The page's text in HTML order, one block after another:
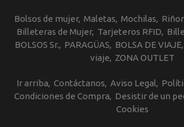
Bolsos de mujer Maletas Mochilas
Billeteras de Mujer Tarjeteros RFID
BOLSOS Sr.
PARAGÜAS BOLSA DE VIAJE
viaje
ZONA OUTLET
Ir arriba Contáctanos Aviso Legal
Condiciones de Compra
Desistir de un
Cookies